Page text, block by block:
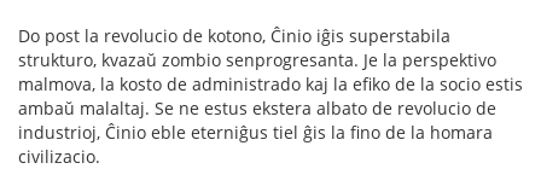
Do post la revolucio de kotono, Ĉinio iĝis superstabila
strukturo, kvazaŭ zombio senprogresanta. Je la perspektivo
malmova, la kosto de administrado kaj la efiko de la socio estis
ambaŭ malaltaj. Se ne estus ekstera albato de revolucio de
industrioj, Ĉinio eble eterniĝus tiel ĝis la fino de la homara
civilizacio.